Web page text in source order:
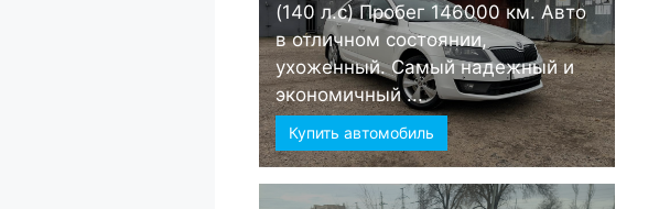
(140 л.с) Пробег 146000 км. Авто
в отличном состоянии,
ухоженный. Самый надежный и
экономичный ...
Купить автомобиль